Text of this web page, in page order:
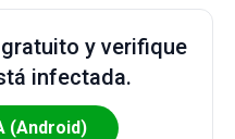
y verifique
infectada.
(Android)